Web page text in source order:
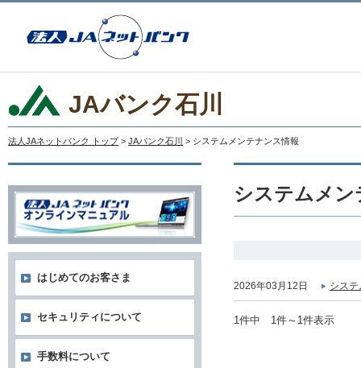
JAバンク石川
法人JAネットバンク トップ > JAバンク石川 > システムメンテナンス情報
システムメ
2026年03月12日 シス
1件中 1件～1件表示
はじめてのお客さま
セキュリティについて
手数料について